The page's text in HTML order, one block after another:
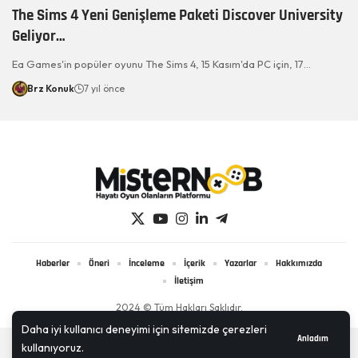
Daha iyi kullanıcı deneyimi için sitemizde çerezleri
kullanıyoruz.
Anladım
The Sims 4 Yeni Genişleme Paketi Discover University
Geliyor…
Ea Games'in popüler oyunu The Sims 4, 15 Kasım'da PC için, 17…
Brz Konuk 7 yıl önce
2024 © Tüm Hakları Saklıdır.
Haberler Öneri İnceleme İçerik Yazarlar
Hakkımızda
İletişim